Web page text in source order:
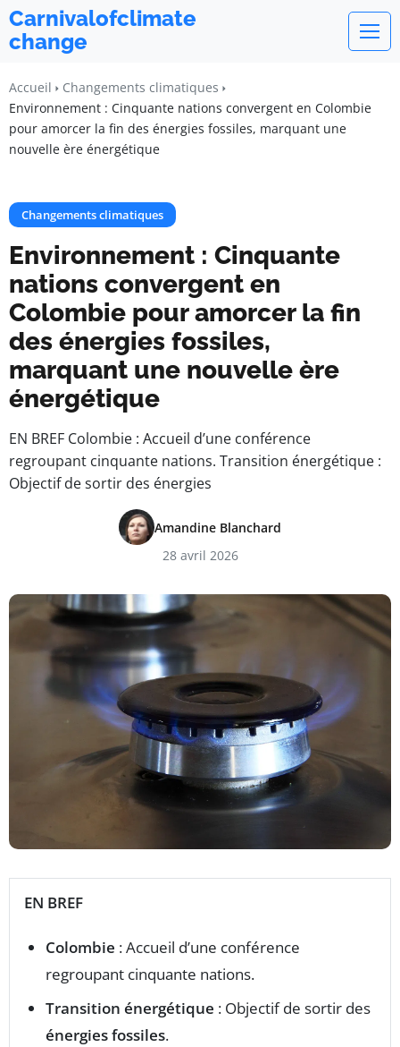
Carnivalofclimate
change
Accueil
Changements climatiques
Environnement : Cinquante nations convergent en Colombie
pour amorcer la fin des énergies fossiles, marquant une
nouvelle ère énergétique
Changements climatiques
Environnement : Cinquante
nations convergent en
Colombie pour amorcer la fin
des énergies fossiles,
marquant une nouvelle ère
énergétique
EN BREF Colombie : Accueil d’une conférence
regroupant cinquante nations. Transition énergétique :
Objectif de sortir des énergies
Amandine Blanchard
28 avril 2026
EN BREF
Colombie : Accueil d’une conférence
regroupant cinquante nations.
Transition énergétique : Objectif de sortir des
énergies fossiles.